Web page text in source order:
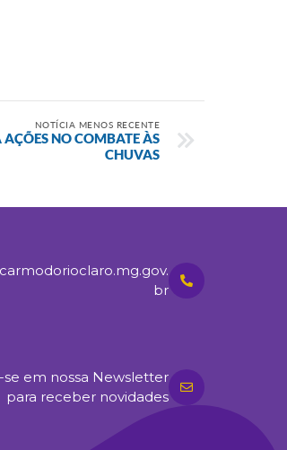
NOTÍCIA MENOS RECENTE
NO COMBATE ÀS
CHUVAS
br
se em nossa Newsletter
para receber novidades